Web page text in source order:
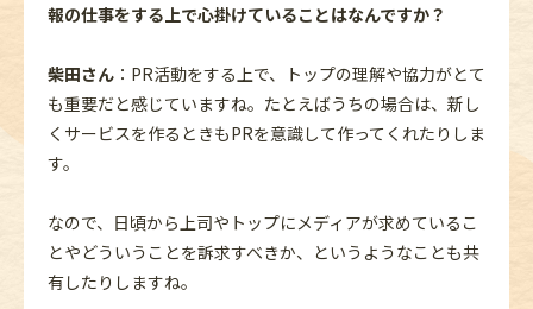
報の仕事をする上で心掛けていることはなんですか？
柴田さん ：PR活動をする上で、トップの理解や協力がとて
も重要だと感じていますね。たとえばうちの場合は、新し
くサービスを作るときもPRを意識して作ってくれたりしま
す。
なので、日頃から上司やトップにメディアが求めているこ
とやどういうことを訴求すべきか、というようなことも共
有したりしますね。